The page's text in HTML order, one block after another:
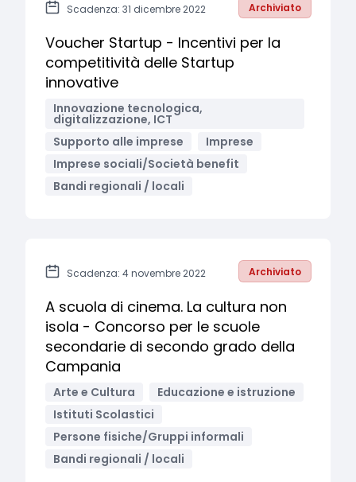
Scadenza: 31 dicembre 2022 Archiviato
Voucher Startup - Incentivi per la
competitività delle Startup
innovative
Innovazione tecnologica,
digitalizzazione, ICT
Supporto alle imprese
Imprese
Imprese sociali/Società benefit
Bandi regionali / locali
Scadenza: 4 novembre 2022 Archiviato
A scuola di cinema. La cultura non
isola - Concorso per le scuole
secondarie di secondo grado della
Campania
Arte e Cultura
Educazione e istruzione
Istituti Scolastici
Persone fisiche/Gruppi informali
Bandi regionali / locali